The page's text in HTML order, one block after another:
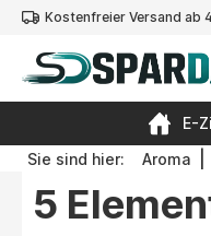
Zur
Kostenfreier Versand ab
E-
Sie sind hier:
Aroma
5